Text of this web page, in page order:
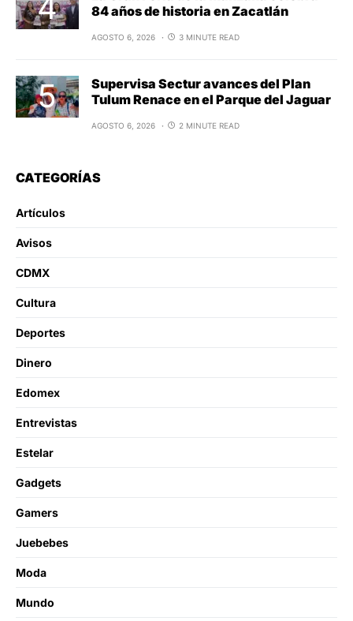
84 años de historia en Zacatlán
AGOSTO 6, 2026 3 MINUTE READ
Supervisa Sectur avances del Plan
Tulum Renace en el Parque del Jaguar
AGOSTO 6, 2026 2 MINUTE READ
CATEGORÍAS
Artículos
Avisos
CDMX
Cultura
Deportes
Dinero
Edomex
Entrevistas
Estelar
Gadgets
Gamers
Juebebes
Moda
Mundo